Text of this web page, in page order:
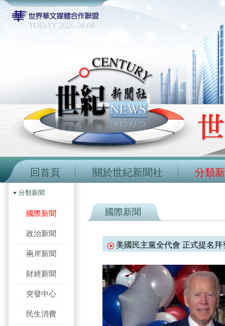
TODAY 2026.08.08
回首頁 關於世紀新聞社 分類
分類新聞
國際新聞
政治新聞
兩岸新聞
財經新聞
突發中心
民生消費
國際新聞
美國民主黨全代會 正式提名